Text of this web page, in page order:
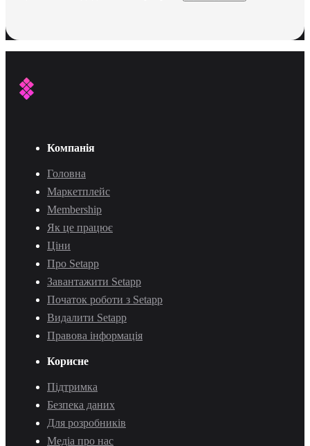
Компанія
Головна
Маркетплейс
Membership
Як це працює
Ціни
Про Setapp
Завантажити Setapp
Початок роботи з Setapp
Видалити Setapp
Правова інформація
Корисне
Підтримка
Безпека даних
Для розробників
Медіа про нас